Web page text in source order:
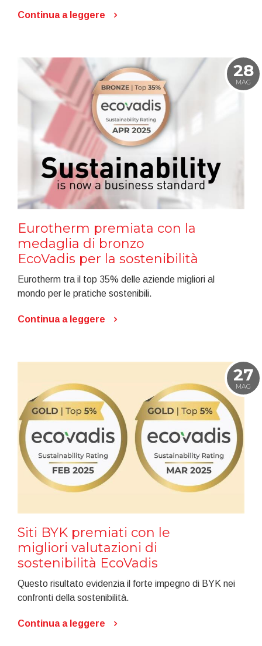
Continua a leggere
28
MAG
Eurotherm premiata con la
medaglia di bronzo
EcoVadis per la sostenibilità
Eurotherm tra il top 35% delle aziende migliori al
mondo per le pratiche sostenibili.
Continua a leggere
27
MAG
Siti BYK premiati con le
migliori valutazioni di
sostenibilità EcoVadis
Questo risultato evidenzia il forte impegno di BYK nei
confronti della sostenibilità.
Continua a leggere